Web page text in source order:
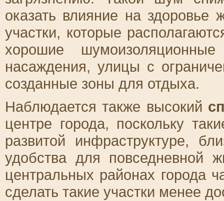
оказать влияние на
участки, которые
хорошие
насаждения, улицы с
созданные зоны для отдыха.
Наблюдается также высокий
центре города, поскольку
развитой инфраструктуре,
удобства для повседневной
центральных районах города
сделать такие участки менее